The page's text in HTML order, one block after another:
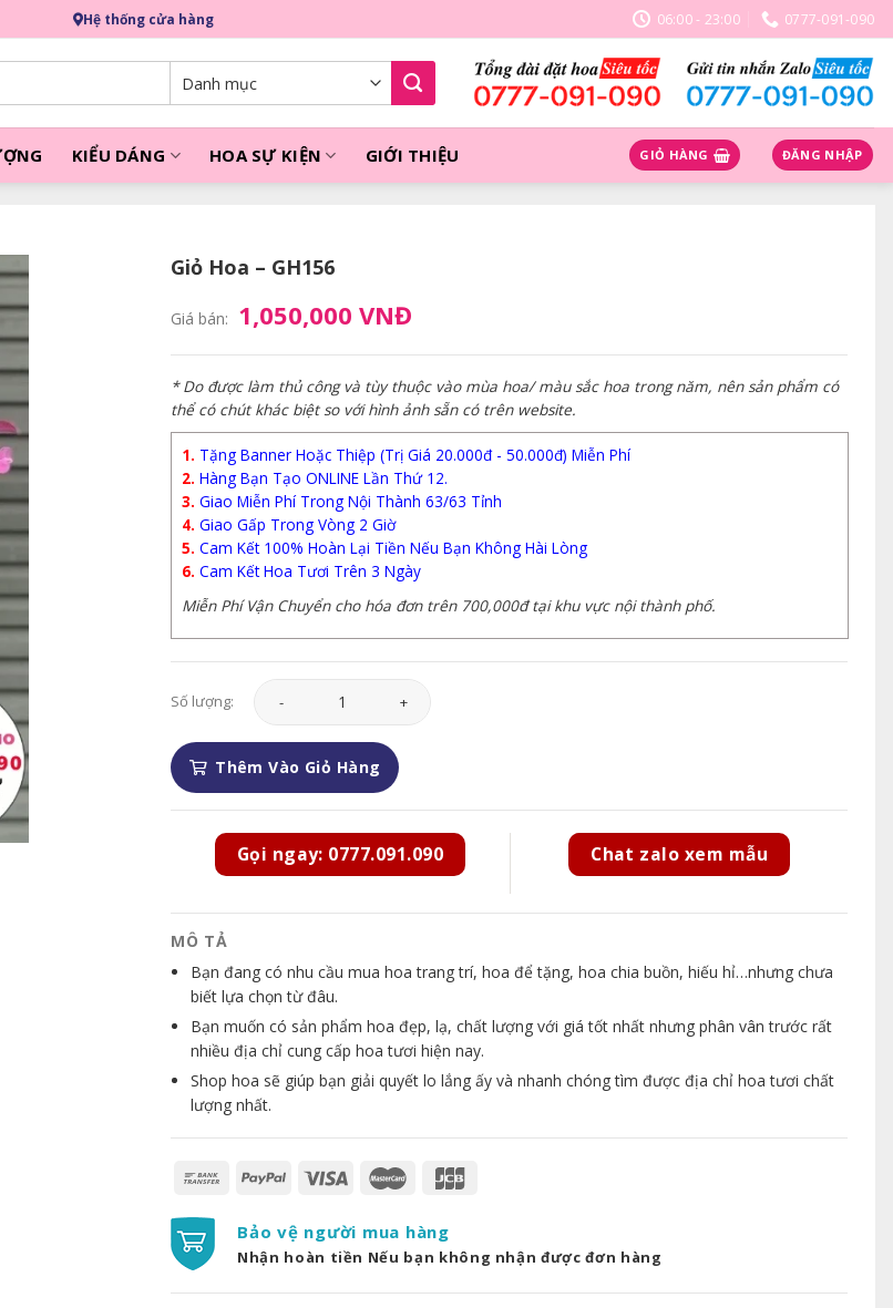
Hệ thống cửa hàng 06:00 - 23:00 0777-091-090
KIỂU DÁNG HOA SỰ KIỆN GIỚI THIỆU GIỎ HÀNG ĐĂNG NHẬP
Giỏ Hoa – GH156
Giá bán: 1,050,000 VNĐ
* Do được làm thủ công và tùy thuộc vào mùa hoa/ màu sắc hoa trong năm, nên sản phẩm có
thể có chút khác biệt so với hình ảnh sẵn có trên website.
1. Tặng Banner Hoặc Thiệp (Trị Giá 20.000đ - 50.000đ) Miễn Phí
2. Hàng Bạn Tạo ONLINE Lần Thứ 12.
3. Giao Miễn Phí Trong Nội Thành 63/63 Tỉnh
4. Giao Gấp Trong Vòng 2 Giờ
5. Cam Kết 100% Hoàn Lại Tiền Nếu Bạn Không Hài Lòng
6. Cam Kết Hoa Tươi Trên 3 Ngày
Miễn Phí Vận Chuyển cho hóa đơn trên 700,000đ tại khu vực nội thành phố.
Số lượng:
Giỏ Hoa - GH156 số lượng
Thêm Vào Giỏ Hàng
Gọi ngay: 0777.091.090 Chat zalo xem mẫu
MÔ TẢ
Bạn đang có nhu cầu mua hoa trang trí, hoa để tặng, hoa chia buồn, hiếu hỉ…nhưng chưa
biết lựa chọn từ đâu.
Bạn muốn có sản phẩm hoa đẹp, lạ, chất lượng với giá tốt nhất nhưng phân vân trước rất
nhiều địa chỉ cung cấp hoa tươi hiện nay.
Shop hoa sẽ giúp bạn giải quyết lo lắng ấy và nhanh chóng tìm được địa chỉ hoa tươi chất
lượng nhất.
Bảo vệ người mua hàng
Nhận hoàn tiền Nếu bạn không nhận được đơn hàng